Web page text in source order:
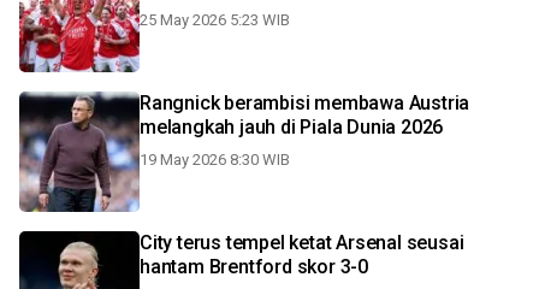
25 May 2026 5:23 WIB
Rangnick berambisi membawa Austria
melangkah jauh di Piala Dunia 2026
19 May 2026 8:30 WIB
City terus tempel ketat Arsenal seusai
hantam Brentford skor 3-0